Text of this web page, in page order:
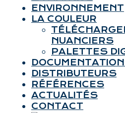
ENVIRONNEMENT
LA COULEUR
NUANCIERS
PALETTES
DISTRIBUTEURS
RÉFÉRENCES
ACTUALITÉS
CONTACT